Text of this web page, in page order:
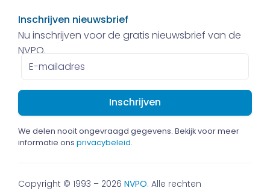
Inschrijven nieuwsbrief
Nu inschrijven voor de gratis nieuwsbrief van de
NVPO.
E-
mailadres
We delen nooit ongevraagd gegevens. Bekijk voor meer
informatie ons privacybeleid.
Copyright © 1993 – 2026 NVPO. Alle rechten